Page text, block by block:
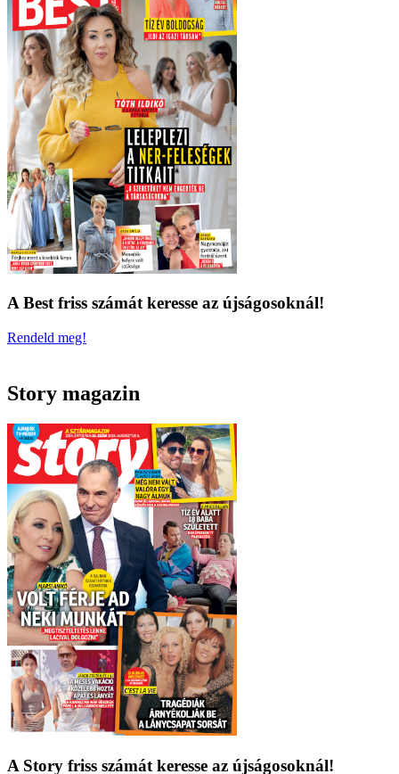
A Best friss számát keresse az újságosoknál!
Rendeld meg!
Story magazin
A Story friss számát keresse az újságosoknál!